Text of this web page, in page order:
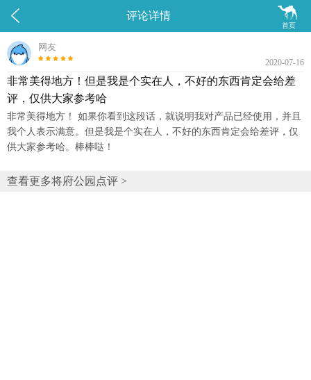
 
首页
评论详情
网友
2020-07-16
非常美得地方！但是我是个实在人，不好的东西肯定会给差
评，仅供大家参考哈
非常美得地方！ 如果你看到这段话，就说明我对产品已经使用，并且
我个人表示满意。但是我是个实在人，不好的东西肯定会给差评，仅
供大家参考哈。棒棒哒！
查看更多将府公园点评 >